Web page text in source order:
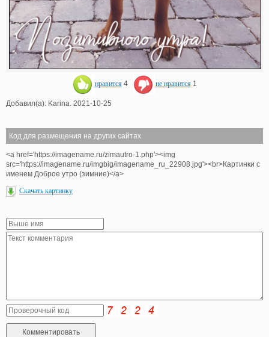
нравится 4 не нравится 1
Добавил(а): Karina. 2021-10-25
Код для размещения на других сайтах
<a href='https://imagename.ru/zimautro-1.php'><img
src='https://imagename.ru/imgbig/imagename_ru_22908.jpg'><br>Картинки с
именем Доброе утро (зимние)</a>
Скачать картинку